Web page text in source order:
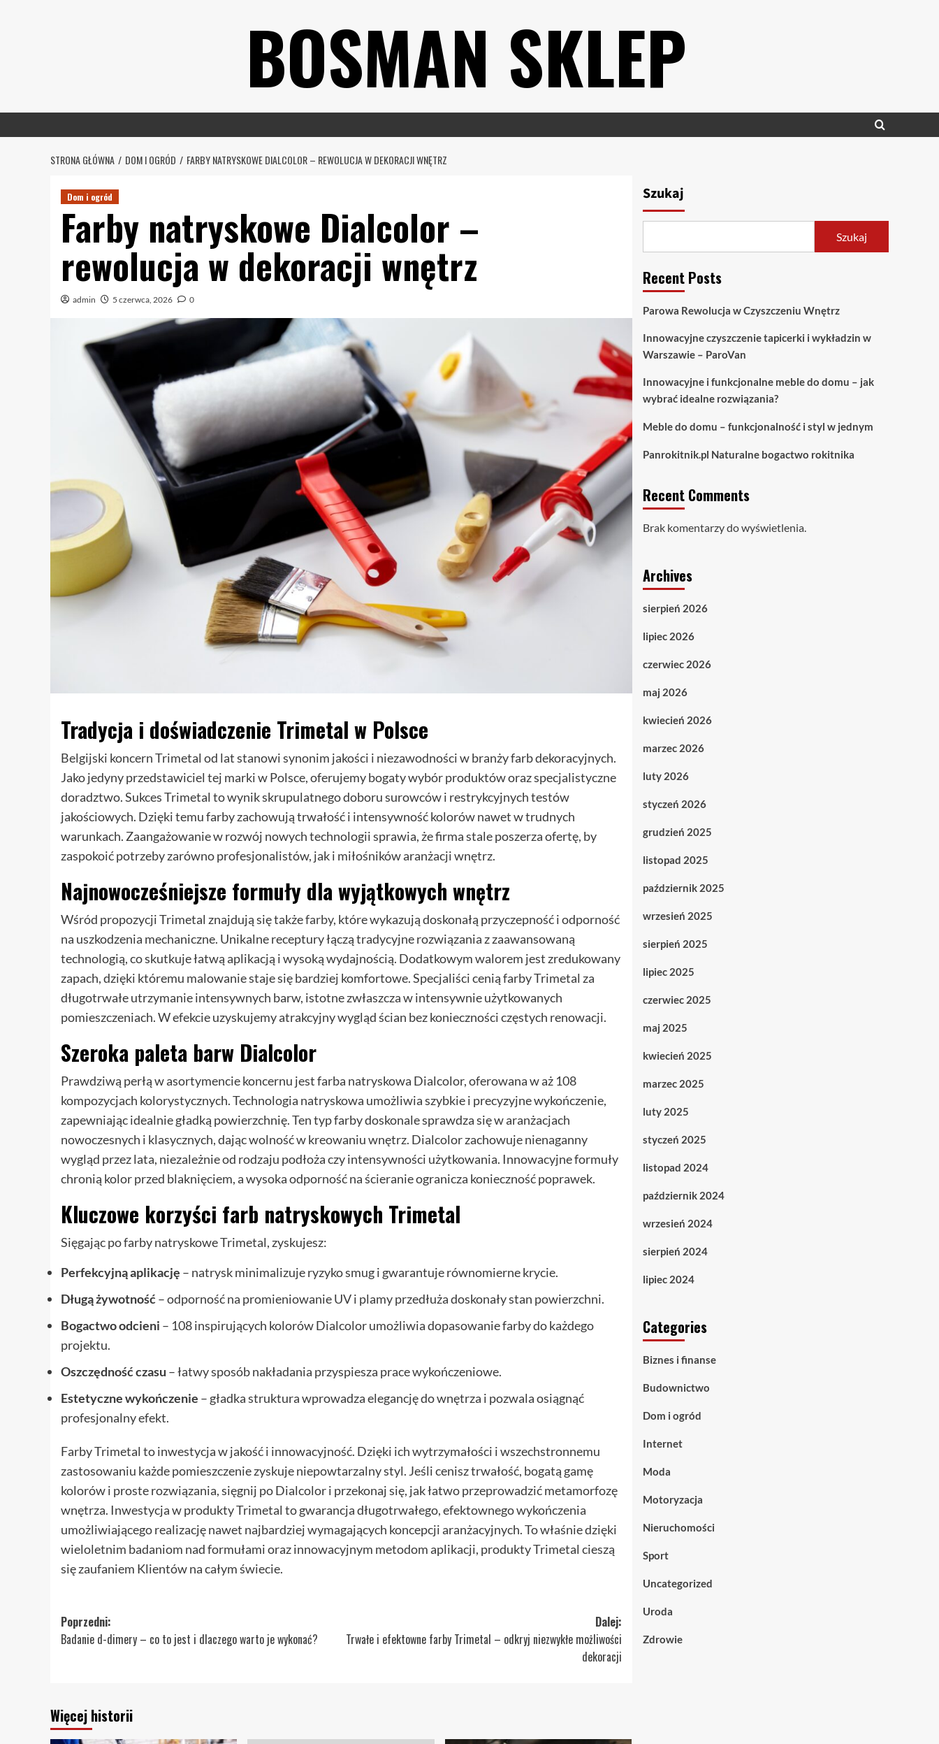
BOSMAN SKLEP
STRONA GŁÓWNA DOM I OGRÓD FARBY NATRYSKOWE DIALCOLOR – REWOLUCJA W DEKORACJI WNĘTRZ
Dom i ogród
Farby natryskowe Dialcolor –
rewolucja w dekoracji wnętrz
admin 5 czerwca, 2026 0
Tradycja i doświadczenie Trimetal w Polsce
Belgijski koncern Trimetal od lat stanowi synonim jakości i niezawodności w branży farb dekoracyjnych.
Jako jedyny przedstawiciel tej marki w Polsce, oferujemy bogaty wybór produktów oraz specjalistyczne
doradztwo. Sukces Trimetal to wynik skrupulatnego doboru surowców i restrykcyjnych testów
jakościowych. Dzięki temu farby zachowują trwałość i intensywność kolorów nawet w trudnych
warunkach. Zaangażowanie w rozwój nowych technologii sprawia, że firma stale poszerza ofertę, by
zaspokoić potrzeby zarówno profesjonalistów, jak i miłośników aranżacji wnętrz.
Najnowocześniejsze formuły dla wyjątkowych wnętrz
Wśród propozycji Trimetal znajdują się takżefarby, które wykazują doskonałą przyczepność i odporność
na uszkodzenia mechaniczne. Unikalne receptury łączą tradycyjne rozwiązania z zaawansowaną
technologią, co skutkuje łatwą aplikacją i wysoką wydajnością. Dodatkowym walorem jest zredukowany
zapach, dzięki któremu malowanie staje się bardziej komfortowe. Specjaliści cenią farby Trimetal za
długotrwałe utrzymanie intensywnych barw, istotne zwłaszcza w intensywnie użytkowanych
pomieszczeniach. W efekcie uzyskujemy atrakcyjny wygląd ścian bez konieczności częstych renowacji.
Szeroka paleta barw Dialcolor
Prawdziwą perłą w asortymencie koncernu jest farba natryskowa Dialcolor, oferowana w aż 108
kompozycjach kolorystycznych. Technologia natryskowa umożliwia szybkie i precyzyjne wykończenie,
zapewniając idealnie gładką powierzchnię. Ten typ farby doskonale sprawdza się w aranżacjach
nowoczesnych i klasycznych, dając wolność w kreowaniu wnętrz. Dialcolor zachowuje nienaganny
wygląd przez lata, niezależnie od rodzaju podłoża czy intensywności użytkowania. Innowacyjne formuły
chronią kolor przed blaknięciem, a wysoka odporność na ścieranie ogranicza konieczność poprawek.
Kluczowe korzyści farb natryskowych Trimetal
Sięgając po farby natryskowe Trimetal, zyskujesz:
Perfekcyjną aplikację – natrysk minimalizuje ryzyko smug i gwarantuje równomierne krycie.
Długą żywotność– odporność na promieniowanie UV i plamy przedłuża doskonały stan powierzchni.
Bogactwo odcieni – 108 inspirujących kolorów Dialcolor umożliwia dopasowanie farby do każdego
projektu.
Oszczędność czasu – łatwy sposób nakładania przyspiesza prace wykończeniowe.
Estetyczne wykończenie – gładka struktura wprowadza elegancję do wnętrza i pozwala osiągnąć
profesjonalny efekt.
Farby Trimetal to inwestycja w jakość i innowacyjność. Dzięki ich wytrzymałości i wszechstronnemu
zastosowaniu każde pomieszczenie zyskuje niepowtarzalny styl. Jeśli cenisz trwałość, bogatą gamę
kolorów i proste rozwiązania, sięgnij po Dialcolor i przekonaj się, jak łatwo przeprowadzić metamorfozę
wnętrza. Inwestycja w produkty Trimetal to gwarancja długotrwałego, efektownego wykończenia
umożliwiającego realizację nawet najbardziej wymagających koncepcji aranżacyjnych. To właśnie dzięki
wieloletnim badaniom nad formułami oraz innowacyjnym metodom aplikacji, produkty Trimetal cieszą
się zaufaniem Klientów na całym świecie.
Zobacz
wpisy
Poprzedni:
Badanie d-dimery – co to jest i dlaczego warto je wykonać?
Dalej:
Trwałe i efektowne farby Trimetal – odkryj niezwykłe możliwości
dekoracji
Więcej historii
Szukaj
Szukaj
Recent Posts
Parowa Rewolucja w Czyszczeniu Wnętrz
Innowacyjne czyszczenie tapicerki i wykładzin w
Warszawie – ParoVan
Innowacyjne i funkcjonalne meble do domu – jak
wybrać idealne rozwiązania?
Meble do domu – funkcjonalność i styl w jednym
Panrokitnik.pl Naturalne bogactwo rokitnika
Recent Comments
Brak komentarzy do wyświetlenia.
Archives
sierpień 2026
lipiec 2026
czerwiec 2026
maj 2026
kwiecień 2026
marzec 2026
luty 2026
styczeń 2026
grudzień 2025
listopad 2025
październik 2025
wrzesień 2025
sierpień 2025
lipiec 2025
czerwiec 2025
maj 2025
kwiecień 2025
marzec 2025
luty 2025
styczeń 2025
listopad 2024
październik 2024
wrzesień 2024
sierpień 2024
lipiec 2024
Categories
Biznes i finanse
Budownictwo
Dom i ogród
Internet
Moda
Motoryzacja
Nieruchomości
Sport
Uncategorized
Uroda
Zdrowie